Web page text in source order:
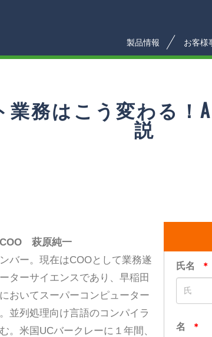
製品情報 お客様
業務はこう変わる！
説
萩原純一
バー。現在はCOOとして業務遂
ターサイエンスであり、早稲田
おいてスーパーコンピューター
並列処理向け言語のコンパイラ
。米国UCバークレーに１年間、